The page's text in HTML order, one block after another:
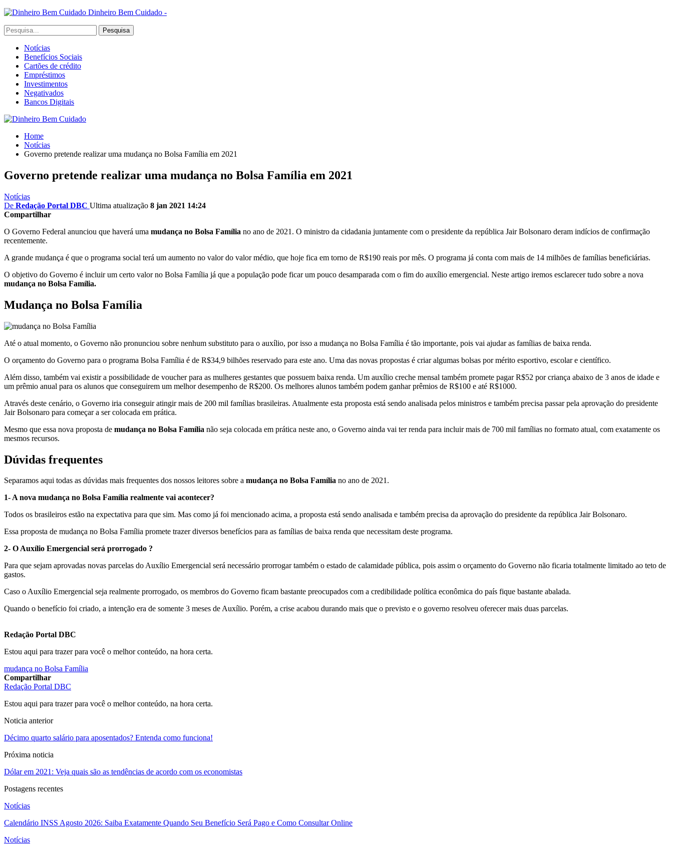
Dinheiro Bem Cuidado -
Notícias
Benefícios Sociais
Cartões de crédito
Empréstimos
Investimentos
Negativados
Bancos Digitais
Home
Notícias
Governo pretende realizar uma mudança no Bolsa Família em 2021
Governo pretende realizar uma mudança no Bolsa Família em 2021
Notícias
De Redação Portal DBC Ultima atualização 8 jan 2021 14:24
Compartilhar
O Governo Federal anunciou que haverá uma mudança no Bolsa Família no ano de 2021. O ministro da cidadania juntamente com o presidente da república Jair Bolsonaro deram indícios de confirmação
recentemente.
A grande mudança é que o programa social terá um aumento no valor do valor médio, que hoje fica em torno de R$190 reais por mês. O programa já conta com mais de 14 milhões de famílias beneficiárias.
O objetivo do Governo é incluir um certo valor no Bolsa Família já que a população pode ficar um pouco desamparada com o fim do auxílio emergencial. Neste artigo iremos esclarecer tudo sobre a nova
mudança no Bolsa Família.
Mudança no Bolsa Família
Até o atual momento, o Governo não pronunciou sobre nenhum substituto para o auxílio, por isso a mudança no Bolsa Família é tão importante, pois vai ajudar as famílias de baixa renda.
O orçamento do Governo para o programa Bolsa Família é de R$34,9 bilhões reservado para este ano. Uma das novas propostas é criar algumas bolsas por mérito esportivo, escolar e científico.
Além disso, também vai existir a possibilidade de voucher para as mulheres gestantes que possuem baixa renda. Um auxílio creche mensal também promete pagar R$52 por criança abaixo de 3 anos de idade e
um prêmio anual para os alunos que conseguirem um melhor desempenho de R$200. Os melhores alunos também podem ganhar prêmios de R$100 e até R$1000.
Através deste cenário, o Governo iria conseguir atingir mais de 200 mil famílias brasileiras. Atualmente esta proposta está sendo analisada pelos ministros e também precisa passar pela aprovação do presidente
Jair Bolsonaro para começar a ser colocada em prática.
Mesmo que essa nova proposta de mudança no Bolsa Família não seja colocada em prática neste ano, o Governo ainda vai ter renda para incluir mais de 700 mil famílias no formato atual, com exatamente os
mesmos recursos.
Dúvidas frequentes
Separamos aqui todas as dúvidas mais frequentes dos nossos leitores sobre a mudança no Bolsa Família no ano de 2021.
1- A nova mudança no Bolsa Família realmente vai acontecer?
Todos os brasileiros estão na expectativa para que sim. Mas como já foi mencionado acima, a proposta está sendo analisada e também precisa da aprovação do presidente da república Jair Bolsonaro.
Essa proposta de mudança no Bolsa Família promete trazer diversos benefícios para as famílias de baixa renda que necessitam deste programa.
2- O Auxílio Emergencial será prorrogado ?
Para que sejam aprovadas novas parcelas do Auxílio Emergencial será necessário prorrogar também o estado de calamidade pública, pois assim o orçamento do Governo não ficaria totalmente limitado ao teto de
gastos.
Caso o Auxílio Emergencial seja realmente prorrogado, os membros do Governo ficam bastante preocupados com a credibilidade política econômica do país fique bastante abalada.
Quando o benefício foi criado, a intenção era de somente 3 meses de Auxílio. Porém, a crise acabou durando mais que o previsto e o governo resolveu oferecer mais duas parcelas.
Redação Portal DBC
Estou aqui para trazer para você o melhor conteúdo, na hora certa.
mudança no Bolsa Família
Compartilhar
Redação Portal DBC
Estou aqui para trazer para você o melhor conteúdo, na hora certa.
Noticia anterior
Décimo quarto salário para aposentados? Entenda como funciona!
Próxima noticia
Dólar em 2021: Veja quais são as tendências de acordo com os economistas
Postagens recentes
Notícias
Calendário INSS Agosto 2026: Saiba Exatamente Quando Seu Benefício Será Pago e Como Consultar Online
Notícias